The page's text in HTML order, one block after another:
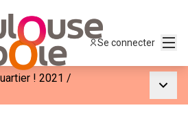
Se connecter
! 2021 /